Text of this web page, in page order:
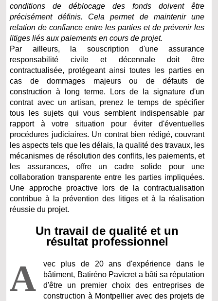
conditions de déblocage des fonds doivent être
précisément définis. Cela permet de maintenir une
relation de confiance entre les parties et de prévenir les
litiges liés aux paiements en cours de projet.
Par ailleurs, la souscription d'une assurance
responsabilité civile et décennale doit être
contractualisée, protégeant ainsi toutes les parties en
cas de dommages majeurs ou de défauts de
construction à long terme. Lors de la signature d'un
contrat avec un artisan, prenez le temps de spécifier
tous les sujets qui vous semblent indispensable par
rapport à votre situation pour éviter d'éventuelles
procédures judiciaires. Un contrat bien rédigé, couvrant
les aspects tels que les délais, la qualité des travaux, les
mécanismes de résolution des conflits, les paiements, et
les assurances, offre un cadre solide pour une
collaboration transparente entre les parties impliquées.
Une approche proactive lors de la contractualisation
contribue à la prévention des litiges et à la réalisation
réussie du projet.
Un travail de qualité et un
résultat professionnel
A
vec plus de 20 ans d'expérience dans le
bâtiment, Batiréno Pavicret a bâti sa réputation
d'être un premier choix des entreprises de
construction à Montpellier avec des projets de